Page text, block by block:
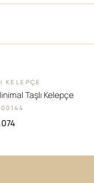
KELEPÇE
Taşlı Kelepçe